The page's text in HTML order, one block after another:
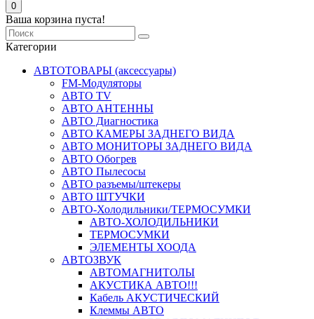
0
Ваша корзина пуста!
Категории
АВТОТОВАРЫ (аксессуары)
FM-Модуляторы
АВТО TV
АВТО АНТЕННЫ
АВТО Диагностика
АВТО КАМЕРЫ ЗАДНЕГО ВИДА
АВТО МОНИТОРЫ ЗАДНЕГО ВИДА
АВТО Обогрев
АВТО Пылесосы
АВТО разъемы/штекеры
АВТО ШТУЧКИ
АВТО-Холодильники/ТЕРМОСУМКИ
АВТО-ХОЛОДИЛЬНИКИ
ТЕРМОСУМКИ
ЭЛЕМЕНТЫ ХООДА
АВТОЗВУК
АВТОМАГНИТОЛЫ
АКУСТИКА АВТО!!!
Кабель АКУСТИЧЕСКИЙ
Клеммы АВТО